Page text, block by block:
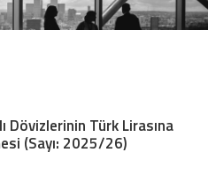
Dövizlerinin Türk Lirasına
(Sayı: 2025/26)